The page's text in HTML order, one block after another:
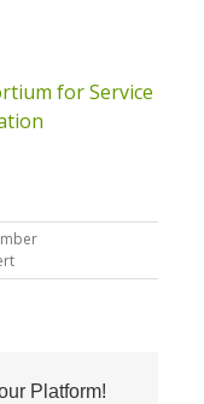
for Service
für
Tool-
begann
Platform!